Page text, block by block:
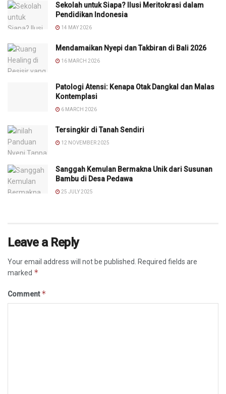
Sekolah untuk Siapa? Ilusi Meritokrasi dalam
Pendidikan Indonesia
14 MAY 2026
Mendamaikan Nyepi dan Takbiran di Bali 2026
16 MARCH 2026
Patologi Atensi: Kenapa Otak Dangkal dan Malas
Kontemplasi
6 MARCH 2026
Tersingkir di Tanah Sendiri
12 NOVEMBER 2025
Sanggah Kemulan Bermakna Unik dari Susunan
Bambu di Desa Pedawa
25 JULY 2025
Leave a Reply
Your email address will not be published.
Required fields are
marked *
Comment*